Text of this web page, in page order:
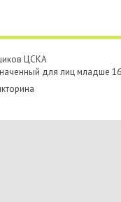
ЦСКА
для лиц младше